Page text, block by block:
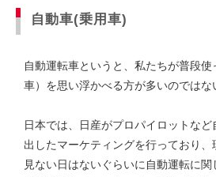
自動車(乗用車)
自動運転車というと、私たちが普段
車）を思い浮かべる方が多いのではな
日本では、日産がプロパイロットな
出したマーケティングを行っており
見ない日はないぐらいに自動運転に